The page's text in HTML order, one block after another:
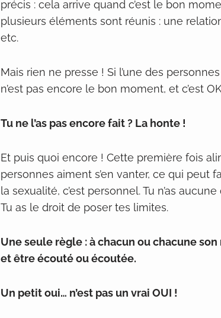
précis : cela arrive quand c’est le bon
plusieurs éléments sont réunis : une
etc.
Mais rien ne presse ! Si l’une des
n’est pas encore le bon moment, et c’est
Tu ne l’as pas encore fait ? La honte !
Et puis quoi encore ! Cette première fois
personnes aiment s’en vanter, ce qui peut
la sexualité, c’est personnel. Tu n’as
Tu as le droit de poser tes limites.
Une seule règle : à chacun ou chacune
et être écouté ou écoutée.
Un petit oui… n’est pas un vrai OUI !